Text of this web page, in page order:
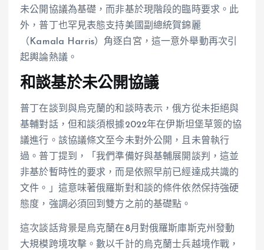
未公開協議為基礎，而非基於現階段的臨時要求。此
外，普丁也罕見表態支持美國副總統賀錦麗
（Kamala Harris）角逐白宮，這一意外舉動再次引
起輿論熱議。
和談基於未公開協議
普丁在談到與烏克蘭的和談時表示，俄方從未拒絕與
基輔對話，但和談須根據2022年在伊斯坦堡草簽的協
議進行。該協議條文至今未對外公開，且未曾執行
過。普丁提到，「我們準備好與基輔展開談判，這並
非基於暫時性的要求，而是依照早前已經達成共識的
文件。」這意味著俄羅斯對和談的條件依然保持強硬
態度，強調必須回到雙方之前的基礎點。
這次談話背景是烏克蘭在8月對俄羅斯庫斯克州發動
大規模跨境攻擊。數以千計的烏克蘭士兵越境作戰，